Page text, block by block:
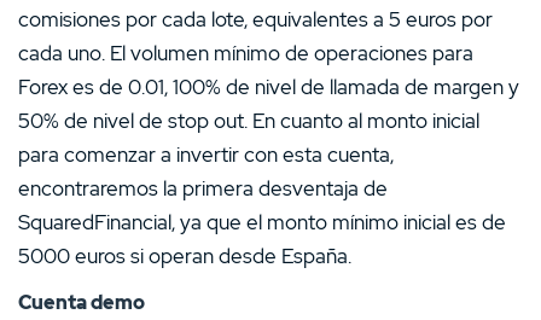
comisiones por cada lote, equivalentes a 5 euros por
cada uno. El volumen mínimo de operaciones para
Forex es de 0.01, 100% de nivel de llamada de margen y
50% de nivel de stop out. En cuanto al monto inicial
para comenzar a invertir con esta cuenta,
encontraremos la primera desventaja de
SquaredFinancial, ya que el monto mínimo inicial es de
5000 euros si operan desde España.
Cuenta demo